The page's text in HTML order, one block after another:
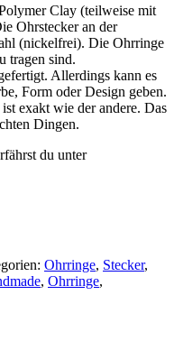
Clay (teilweise mit
Ohrstecker an der
(nickelfrei). Die Ohrringe
tragen sind.
Allerdings kann es
Form oder Design geben.
exakt wie der andere. Das
Dingen.
du unter
Ohrringe, Stecker,
, Ohrringe,